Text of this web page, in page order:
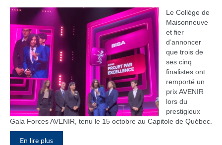
Le Collège de
Maisonneuve
et fier
d’annoncer
que trois de
ses cinq
finalistes ont
remporté un
prix AVENIR
lors du
prestigieux
Gala Forces AVENIR, tenu le 15 octobre au Capitole de Québec.
En lire plus